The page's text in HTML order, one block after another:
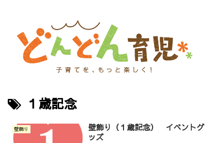
１歳記念
壁飾り
壁飾り（１歳記念） イベントグ
ッズ